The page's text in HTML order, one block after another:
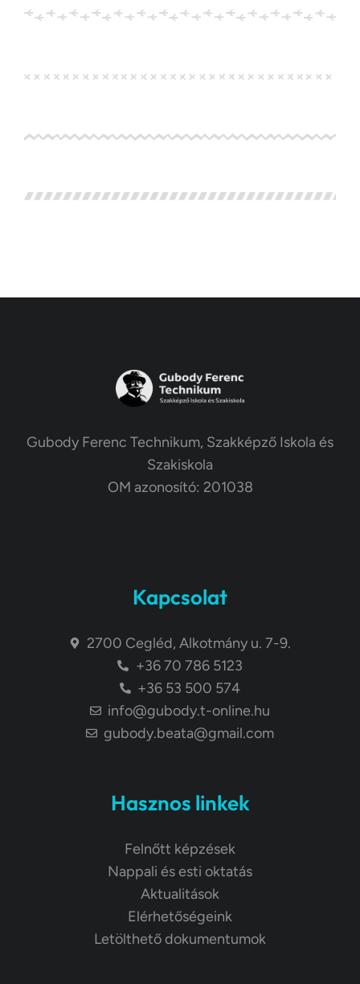
Gubody Ferenc Technikum, Szakképző Iskola és
Szakiskola
OM azonosító: 201038
Kapcsolat
2700 Cegléd, Alkotmány u. 7-9.
+36 70 786 5123
+36 53 500 574
info@gubody.t-online.hu
gubody.beata@gmail.com
Hasznos linkek
Felnőtt képzések
Nappali és esti oktatás
Aktualitások
Elérhetőségeink
Letölthető dokumentumok